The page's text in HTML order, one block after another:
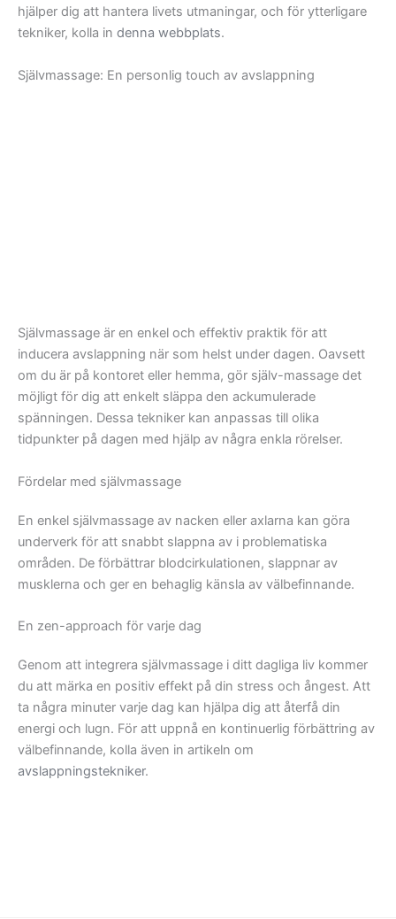
hjälper dig att hantera livets utmaningar, och för ytterligare
tekniker, kolla in denna webbplats.
Självmassage: En personlig touch av avslappning
Självmassage är en enkel och effektiv praktik för att
inducera avslappning när som helst under dagen. Oavsett
om du är på kontoret eller hemma, gör själv-massage det
möjligt för dig att enkelt släppa den ackumulerade
spänningen. Dessa tekniker kan anpassas till olika
tidpunkter på dagen med hjälp av några enkla rörelser.
Fördelar med självmassage
En enkel självmassage av nacken eller axlarna kan göra
underverk för att snabbt slappna av i problematiska
områden. De förbättrar blodcirkulationen, slappnar av
musklerna och ger en behaglig känsla av välbefinnande.
En zen-approach för varje dag
Genom att integrera självmassage i ditt dagliga liv kommer
du att märka en positiv effekt på din stress och ångest. Att
ta några minuter varje dag kan hjälpa dig att återfå din
energi och lugn. För att uppnå en kontinuerlig förbättring av
välbefinnande, kolla även in artikeln om
avslappningstekniker.